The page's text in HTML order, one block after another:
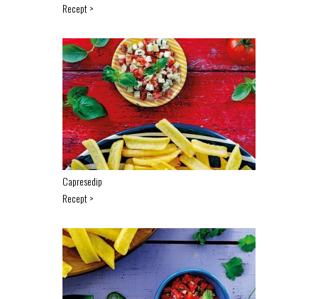
Recept >
Capresedip
Recept >